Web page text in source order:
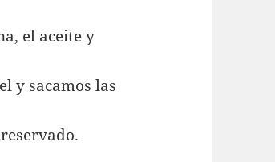
el aceite y
y sacamos las